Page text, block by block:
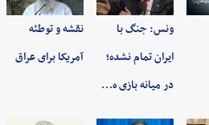
ونس: جنگ با
ایران تمام نشده؛
در میانه بازی ه…
نقشه و توطئه
آمریکا برای عراق